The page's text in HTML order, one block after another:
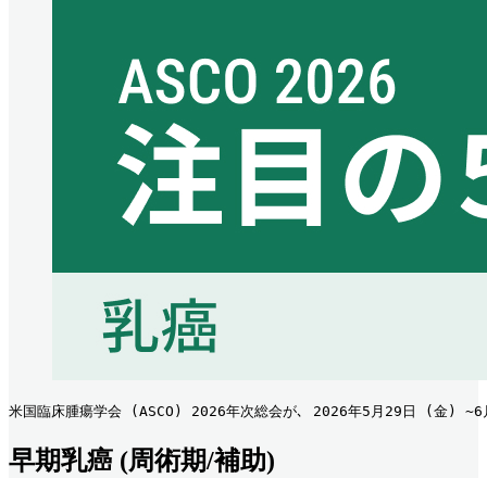
米国臨床腫瘍学会 (ASCO) 2026年次総会が､ 2026年5月29日 (金) ~6
早期乳癌 (周術期/補助)